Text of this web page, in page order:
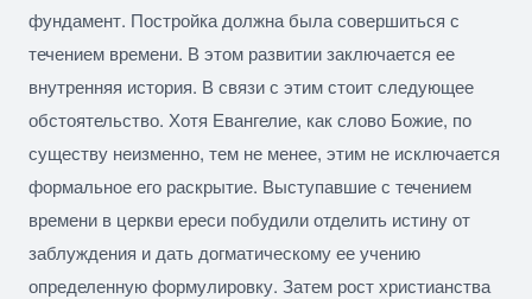
фундамент. Постройка должна была совершиться с
течением времени. В этом развитии заключается ее
внутренняя история. В связи с этим стоит следующее
обстоятельство. Хотя Евангелие, как слово Божие, по
существу неизменно, тем не менее, этим не исключается
формальное его раскрытие. Выступавшие с течением
времени в церкви ереси побудили отделить истину от
заблуждения и дать догматическому ее учению
определенную формулировку. Затем рост христианства